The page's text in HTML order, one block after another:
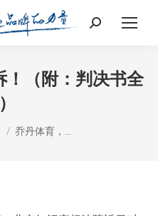
Search:
！（附：判决书全
乔丹体育，…